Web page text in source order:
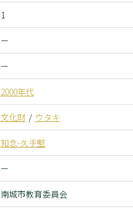
1
ー
ー
2000年代
文化財 ウタキ
知念-久手堅
ー
南城市教育委員会